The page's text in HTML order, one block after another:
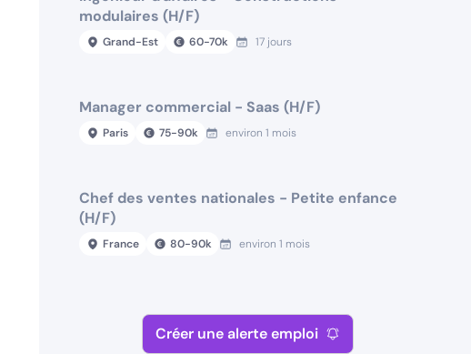
modulaires (H/F)
Grand-Est 60-70k 17 jours
Manager commercial - Saas (H/F)
Paris 75-90k environ 1 mois
Chef des ventes nationales - Petite enfance
(H/F)
France 80-90k environ 1 mois
Créer une alerte emploi